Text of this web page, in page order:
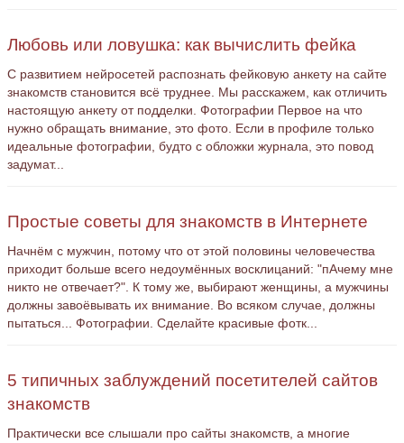
Любовь или ловушка: как вычислить фейка
С развитием нейросетей распознать фейковую анкету на сайте
знакомств становится всё труднее. Мы расскажем, как отличить
настоящую анкету от подделки. Фотографии Первое на что
нужно обращать внимание, это фото. Если в профиле только
идеальные фотографии, будто с обложки журнала, это повод
задумат...
Простые советы для знакомств в Интернете
Начнём с мужчин, потому что от этой половины человечества
приходит больше всего недоумённых восклицаний: "пАчему мне
никто не отвечает?". К тому же, выбирают женщины, а мужчины
должны завоёвывать их внимание. Во всяком случае, должны
пытаться... Фотографии. Сделайте красивые фотк...
5 типичных заблуждений посетителей сайтов
знакомств
Практически все слышали про сайты знакомств, а многие